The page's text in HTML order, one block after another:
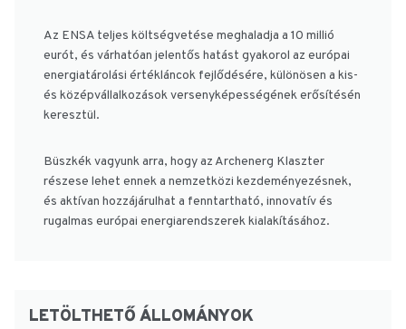
Az ENSA teljes költségvetése meghaladja a 10 millió
eurót, és várhatóan jelentős hatást gyakorol az európai
energiatárolási értékláncok fejlődésére, különösen a kis-
és középvállalkozások versenyképességének erősítésén
keresztül.
Büszkék vagyunk arra, hogy az Archenerg Klaszter
részese lehet ennek a nemzetközi kezdeményezésnek,
és aktívan hozzájárulhat a fenntartható, innovatív és
rugalmas európai energiarendszerek kialakításához.
LETÖLTHETŐ ÁLLOMÁNYOK